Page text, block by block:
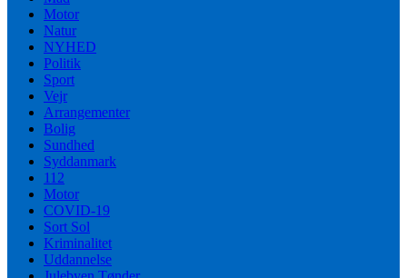
Motor
Natur
NYHED
Politik
Sport
Vejr
Arrangementer
Bolig
Sundhed
Syddanmark
112
Motor
COVID-19
Sort Sol
Kriminalitet
Uddannelse